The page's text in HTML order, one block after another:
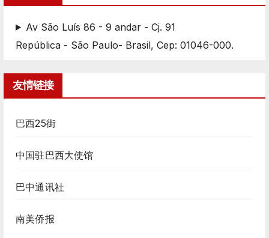
Av São Luís 86 - 9 andar - Cj. 91
República - São Paulo- Brasil, Cep: 01046-000.
友情链接
巴西25街
中国驻巴西大使馆
巴中通讯社
南美侨报